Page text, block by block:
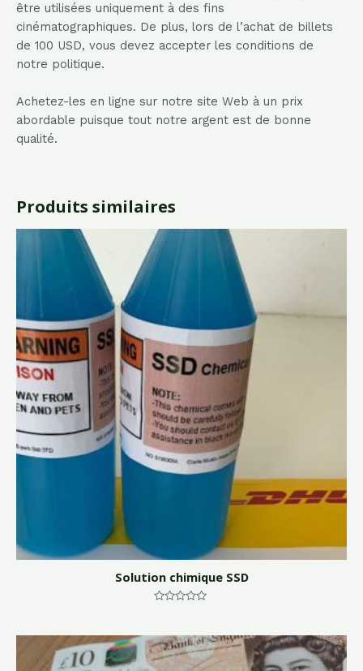
être utilisées uniquement à des fins
cinématographiques. De plus, lors de l’achat de billets
de 100 USD, vous devez accepter les conditions de
notre politique.
Achetez-les en ligne sur notre site Web à un prix
abordable puisque tout notre argent est de bonne
qualité.
Produits similaires
Solution chimique SSD
5